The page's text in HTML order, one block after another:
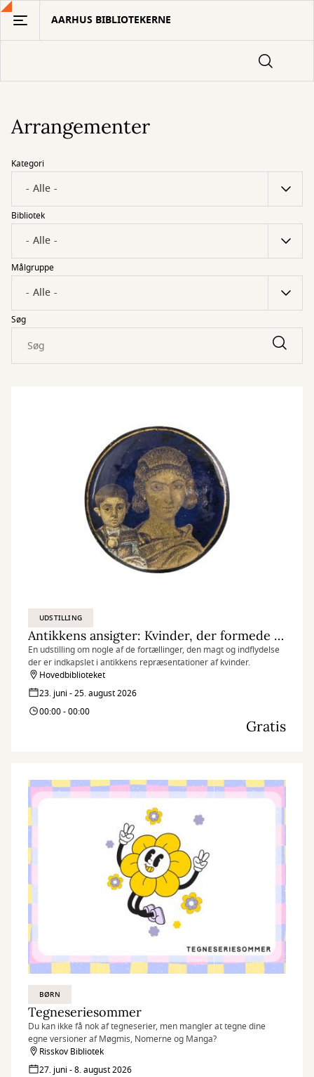
Gå
hovedindhold
AARHUS BIBLIOTEKERNE
Arrangementer
Kategori
Bibliotek
Målgruppe
Søg
UDSTILLING
Antikkens ansigter: Kvinder, der formede deres verden
En udstilling om nogle af de fortællinger, den magt og indflydelse
der er indkapslet i antikkens repræsentationer af kvinder.
Hovedbiblioteket
23. juni - 25. august 2026
00:00 - 00:00
Gratis
BØRN
Tegneseriesommer
Du kan ikke få nok af tegneserier, men mangler at tegne dine
egne versioner af Møgmis, Nomerne og Manga?
Risskov Bibliotek
27. juni - 8. august 2026